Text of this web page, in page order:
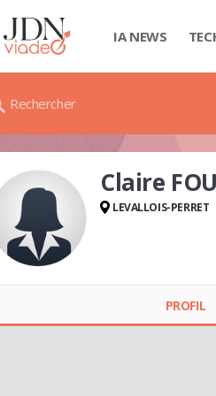
IA NEWS
Rechercher
Claire
LEVALLOIS-PERRET
PROFIL